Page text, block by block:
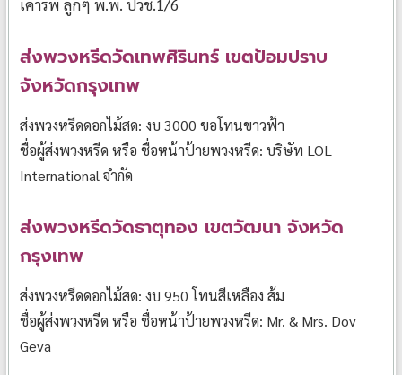
เคารพ ลูกๆ พ.พ. ปวช.1/6
ส่งพวงหรีดวัดเทพศิรินทร์ เขตป้อมปราบ
จังหวัดกรุงเทพ
ส่งพวงหรีดดอกไม้สด: งบ 3000 ขอโทนขาวฟ้า
ชื่อผู้ส่งพวงหรีด หรือ ชื่อหน้าป้ายพวงหรีด: บริษัท LOL
International จำกัด
ส่งพวงหรีดวัดธาตุทอง เขตวัฒนา จังหวัด
กรุงเทพ
ส่งพวงหรีดดอกไม้สด: งบ 950 โทนสีเหลือง ส้ม
ชื่อผู้ส่งพวงหรีด หรือ ชื่อหน้าป้ายพวงหรีด: Mr. & Mrs. Dov
Geva